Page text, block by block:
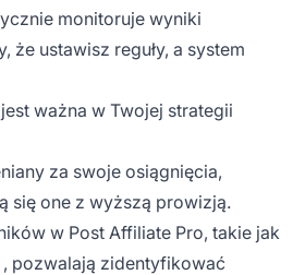
monitoruje wyniki
że ustawisz reguły, a system
ważna w Twojej strategii
za swoje osiągnięcia,
się one z wyższą prowizją.
w Post Affiliate Pro, takie jak
, pozwalają zidentyfikować